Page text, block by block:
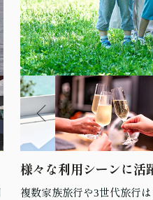
様々な利用シーンに活
複数家族旅行や3世代旅行